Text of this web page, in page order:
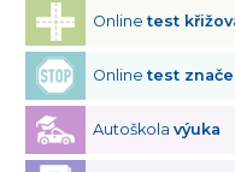
Onlinetest
Onlinetest
Autoškolavýuka